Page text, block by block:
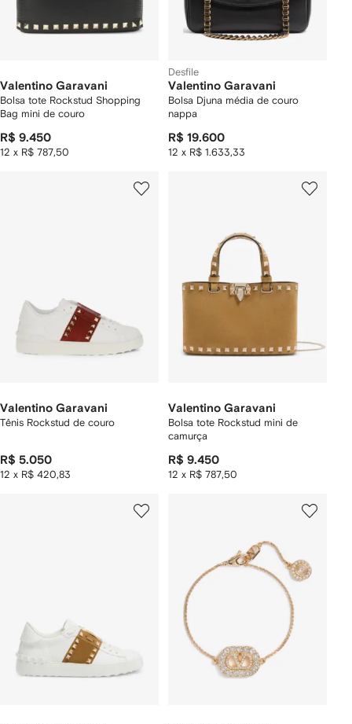
Valentino Garavani
Bolsa tote Rockstud Shopping
Bag mini de couro
R$ 9.450
12 x R$ 787,50
Desfile
Valentino Garavani
Bolsa Djuna média de couro
nappa
R$ 19.600
12 x R$ 1.633,33
Valentino Garavani
Tênis Rockstud de couro
R$ 5.050
12 x R$ 420,83
Valentino Garavani
Bolsa tote Rockstud mini de
camurça
R$ 9.450
12 x R$ 787,50